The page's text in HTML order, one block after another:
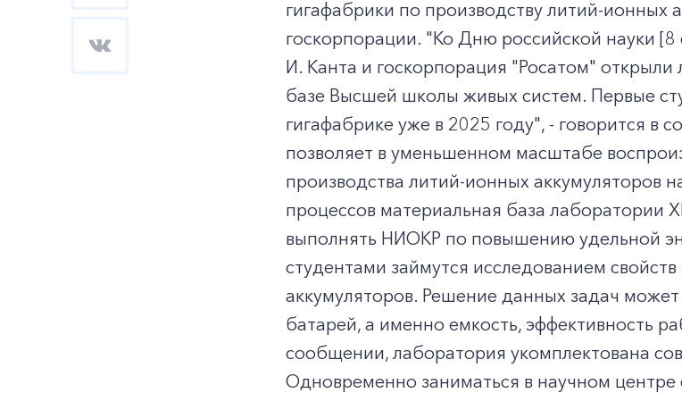
гигафабрики по производству литий-
госкорпорации. "Ко Дню российской науки
И. Канта и госкорпорация "Росатом"
базе Высшей школы живых систем. Первые
гигафабрике уже в 2025 году", - говорится
позволяет в уменьшенном масштабе
производства литий-ионных аккумуляторов
процессов материальная база лаборатории
выполнять НИОКР по повышению удельной
студентами займутся исследованием
аккумуляторов. Решение данных задач
батарей, а именно емкость, эффективность
сообщении, лаборатория укомплектована
Одновременно заниматься в научном